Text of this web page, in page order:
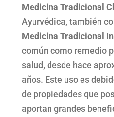
Medicina Tradicional
Ayurvédica, también
Medicina Tradicional
común como remedio
salud, desde hace
años. Este uso es
de propiedades que
aportan grandes